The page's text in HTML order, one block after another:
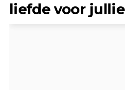
liefde voor